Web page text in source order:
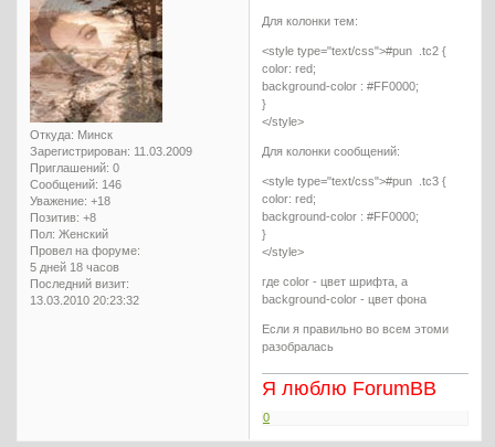
Откуда: Минск
Зарегистрирован: 11.03.2009
Приглашений: 0
Сообщений: 146
Уважение: +18
Позитив: +8
Пол: Женский
Провел на форуме:
5 дней 18 часов
Последний визит:
13.03.2010 20:23:32
Для колонки тем:
<style type="text/css">#pun .tc2 {
color: red;
background-color : #FF0000;
}
</style>
Для колонки сообщений:
<style type="text/css">#pun .tc3 {
color: red;
background-color : #FF0000;
}
</style>
где color - цвет шрифта, а
background-color - цвет фона
Если я правильно во всем этоми
разобралась
Я люблю ForumBB
0